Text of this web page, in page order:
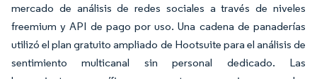
mercado de análisis de redes sociales a través de niveles
freemium y API de pago por uso. Una cadena de panaderías
utilizó el plan gratuito ampliado de Hootsuite para el análisis de
sentimiento multicanal sin personal dedicado. Las